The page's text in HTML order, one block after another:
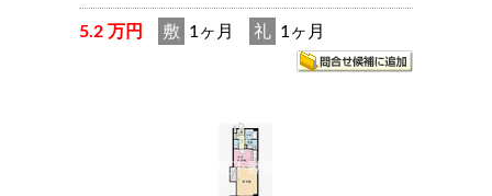
5.2 万円 敷 1ヶ月 礼 1ヶ月